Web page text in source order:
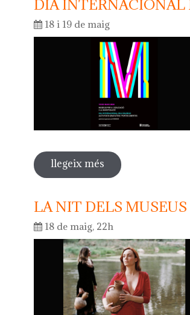
DIA INTERNACIONAL
18 i 19 de maig
llegeix més sobre dia
LA NIT DELS MUSEUS
18 de maig, 22h